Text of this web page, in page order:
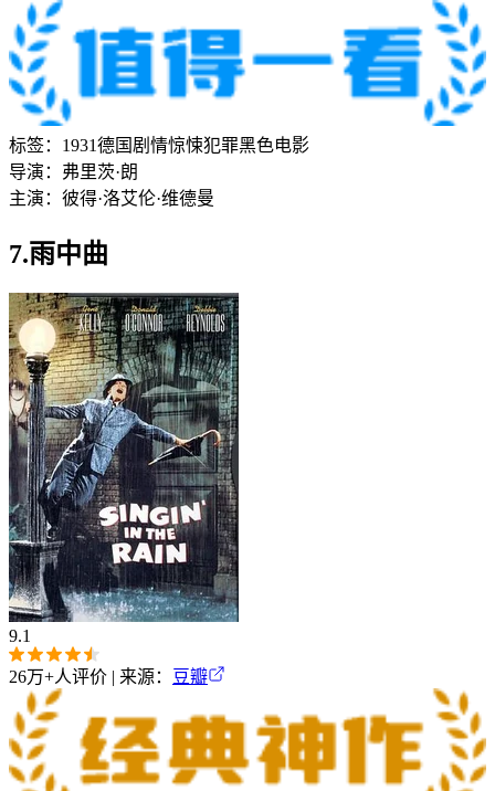
标签： 1931德国 剧情惊悚犯罪黑色电影
导演： 弗里茨·朗
主演： 彼得·洛艾伦·维德曼
7.雨中曲
9.1
26万+人评价 | 来源： 豆瓣